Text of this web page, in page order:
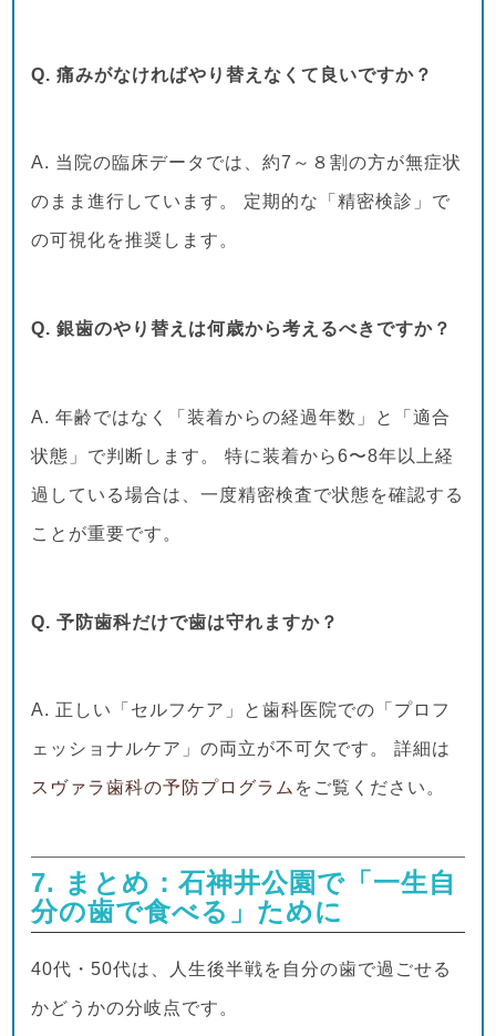
Q. 痛みがなければやり替えなくて良いですか？
A. 当院の臨床データでは、約7～８割の方が無症状
のまま進行しています。 定期的な「精密検診」で
の可視化を推奨します。
Q. 銀歯のやり替えは何歳から考えるべきですか？
A. 年齢ではなく「装着からの経過年数」と「適合
状態」で判断します。 特に装着から6〜8年以上経
過している場合は、一度精密検査で状態を確認する
ことが重要です。
Q. 予防歯科だけで歯は守れますか？
A. 正しい「セルフケア」と歯科医院での「プロフ
ェッショナルケア」の両立が不可欠です。 詳細は
スヴァラ歯科の予防プログラム をご覧ください。
7. まとめ：石神井公園で「一生自
分の歯で食べる」ために
40代・50代は、人生後半戦を自分の歯で過ごせる
かどうかの分岐点です。